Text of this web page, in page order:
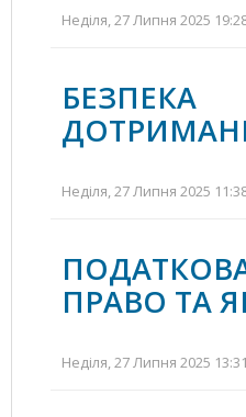
Неділя, 27 Липня 2025
Неділя, 27 Липня 2025
ПРАВО ТА
Неділя, 27 Липня 2025